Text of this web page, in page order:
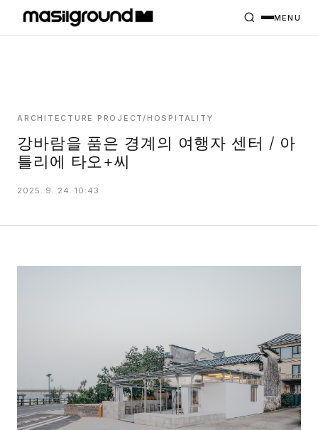
PROJECTS
MASILWIDE
MENU
ARCHITECTURE PROJECT/HOSPITALITY
강바람을 품은 경계의 여행자 센터 / 아
틀리에 타오+씨
2025. 9. 24. 10:43